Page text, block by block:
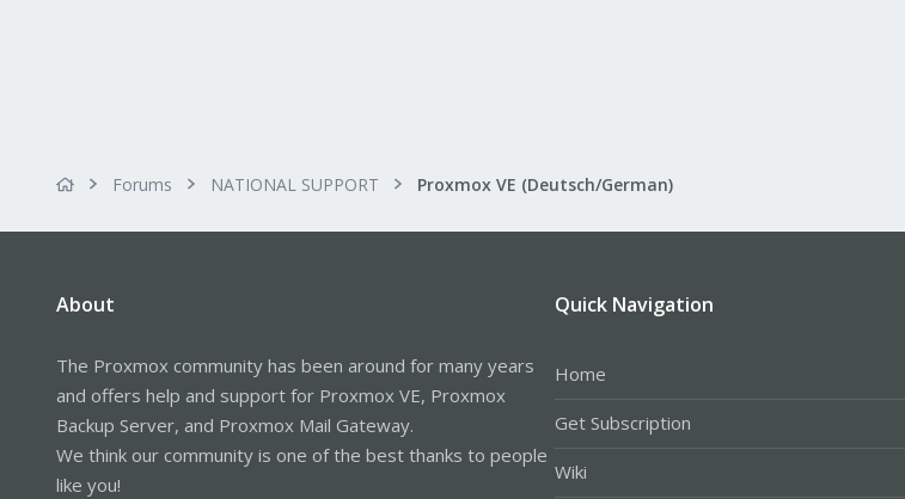
Forums NATIONAL SUPPORT Proxmox VE (Deutsch/German)
About
The Proxmox community has been around for many years
and offers help and support for Proxmox VE, Proxmox
Backup Server, and Proxmox Mail Gateway.
We think our community is one of the best thanks to people
like you!
Quick Navigation
Home
Get Subscription
Wiki